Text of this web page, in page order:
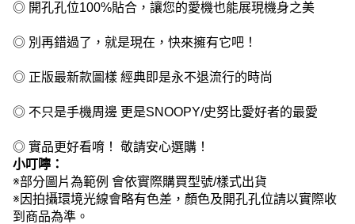
◎ 開孔孔位100%貼合，讓您的愛機也能展現機身之美
◎ 別再錯過了，就是現在，快來擁有它吧！
◎ 正版最新款圖樣 經典即是永不退流行的時尚
◎ 不只是手機周邊 更是SNOOPY/史努比愛好者的最愛
◎ 實品更好看唷！ 敬請安心選購！
小叮嚀：
※部分圖片為範例 會依實際購買型號/樣式出貨
※因拍攝環境光線會略有色差，顏色及開孔孔位請以實際收
到商品為準。